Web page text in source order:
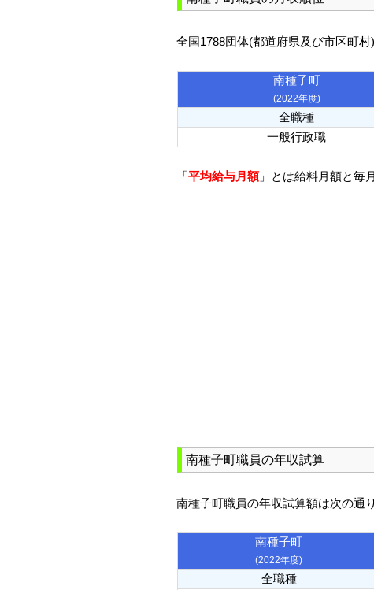
全国1788団体(都道府県及び市区町
南種子町
(2022年度)
全職種
一般行政職
「平均給与月額」とは給料月額と毎
南種子町職員の年収試算
南種子町職員の年収試算額は次の通
南種子町
(2022年度)
全職種